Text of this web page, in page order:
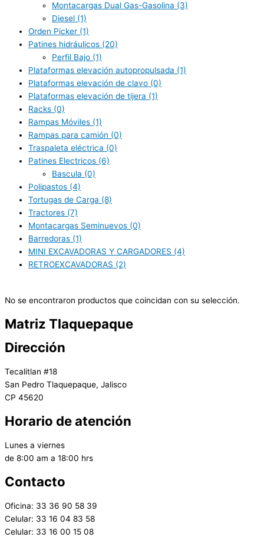
Montacargas Dual Gas-Gasolina (3)
Diesel (1)
Orden Picker (1)
Patines hidráulicos (20)
Perfil Bajo (1)
Plataformas elevación autopropulsada (1)
Plataformas elevación de clavo (0)
Plataformas elevación de tijera (1)
Racks (0)
Rampas Móviles (1)
Rampas para camión (0)
Traspaleta eléctrica (0)
Patines Electricos (6)
Bascula (0)
Polipastos (4)
Tortugas de Carga (8)
Tractores (7)
Montacargas Seminuevos (0)
Barredoras (1)
MINI EXCAVADORAS Y CARGADORES (4)
RETROEXCAVADORAS (2)
No se encontraron productos que coincidan con su selección.
Matriz Tlaquepaque
Dirección
Tecalitlan #18
San Pedro Tlaquepaque, Jalisco
CP 45620
Horario de atención
Lunes a viernes
de 8:00 am a 18:00 hrs
Contacto
Oficina: 33 36 90 58 39
Celular: 33 16 04 83 58
Celular: 33 16 00 15 08